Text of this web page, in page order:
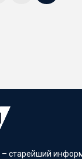
– старейший